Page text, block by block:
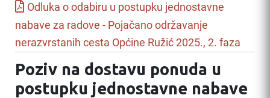
Odluka o odabiru u postupku jednostavne
nabave za radove - Pojačano održavanje
nerazvrstanih cesta Općine Ružić 2025., 2. faza
Poziv na dostavu ponuda u
postupku jednostavne nabave